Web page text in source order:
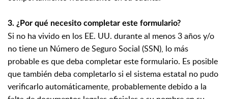
3. ¿Por qué necesito completar este formulario?
Si no ha vivido en los EE. UU. durante al menos 3 años y/o
no tiene un Número de Seguro Social (SSN), lo más
probable es que deba completar este formulario. Es posible
que también deba completarlo si el sistema estatal no pudo
verificarlo automáticamente, probablemente debido a la